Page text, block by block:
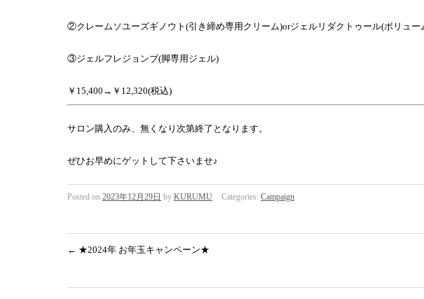
②クレームソユーズギノウト(引き締め専用クリーム)orジェルリダクトゥール(ボリュー
③ジェルフレジョンブ(脚専用ジェル)
￥15,400→￥12,320(税込)
サロン購入のみ、無くなり次第終了となります。
ぜひお早めにゲットして下さいませ♪
Posted on 2023年12月29日 by KURUMU Categories: Campaign
← ★2024年 お年玉キャンペーン★